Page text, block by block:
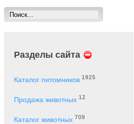
Разделы сайта
Каталог питомников 1925
Продажа животных 12
Каталог животных 709